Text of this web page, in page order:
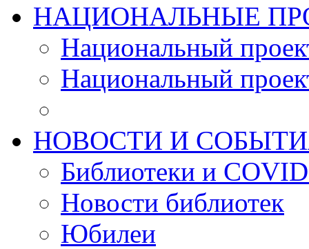
НАЦИОНАЛЬНЫЕ
Национальный
Национальный
НОВОСТИ И
Библиотеки и
Новости библиотек
Юбилеи